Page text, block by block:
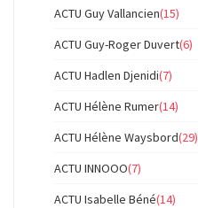
ACTU Guy Vallancien(15)
ACTU Guy-Roger Duvert(6)
ACTU Hadlen Djenidi(7)
ACTU Hélène Rumer(14)
ACTU Hélène Waysbord(29)
ACTU INNOOO(7)
ACTU Isabelle Béné(14)